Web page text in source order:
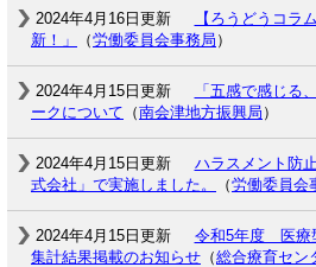
2024年4月16日更新
【ろうどうコラ
新！」
（労働委員会事務局 ）
2024年4月15日更新
「五感で感じ
ークについて （南会津地方振興局 ）
2024年4月15日更新
ハラスメント防
式会社」で実施しました。
（労働委員会
2024年4月15日更新
令和5年度 医療
集計結果掲載のお知らせ （総合療育セン